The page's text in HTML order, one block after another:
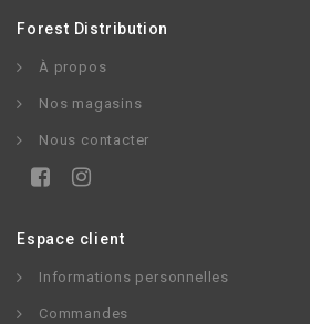
Forest Distribution
À propos
Nos magasins
Nous contacter
Espace client
Informations personnelles
Commandes